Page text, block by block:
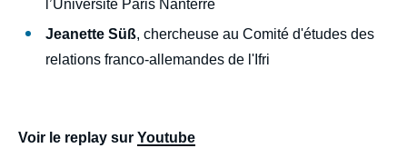
l’Université Paris Nanterre
Jeanette Süß, chercheuse au Comité d'études des
relations franco-allemandes de l'Ifri
Voir le replay sur Youtube